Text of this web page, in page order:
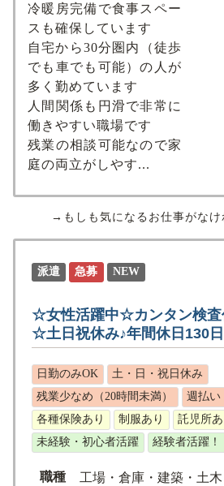
冷暖房完備で食事スペー
スも確保しています
自宅から30分圏内（徒歩
でも車でも可能）の人が
多く勤めています
人間関係も円滑で非常に
働きやすい職場です
残業の相談可能なので家
庭の両立がしやす...
→もしも気になるお仕事がなけ
派遣 急募 NEW
☆女性活躍中☆カンタン検査
☆⼟⽇祝休み♪年間休⽇130
日勤のみOK
土・日・祝日休み
残業少なめ（20時間未満）
週払い
各種保険あり
制服あり 託児所あ
未経験・初心者活躍
経験者活躍！
職種 工場・倉庫・建築・土